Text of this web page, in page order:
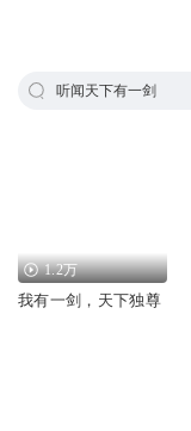
听闻天下有一剑
1.2万
我有一剑，天下独尊